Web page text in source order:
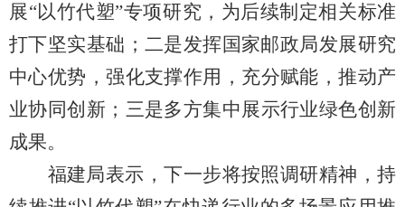
展“以竹代塑”专项研究，为后续制定相关标准
打下坚实基础；二是发挥国家邮政局发展研究
中心优势，强化支撑作用，充分赋能，推动产
业协同创新；三是多方集中展示行业绿色创新
成果。
福建局表示，下一步将按照调研精神，持